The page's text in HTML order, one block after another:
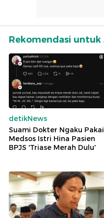
Rekomendasi untuk
detikNews
Suami Dokter Ngaku Pakai
Medsos Istri Hina Pasien
BPJS 'Triase Merah Dulu'